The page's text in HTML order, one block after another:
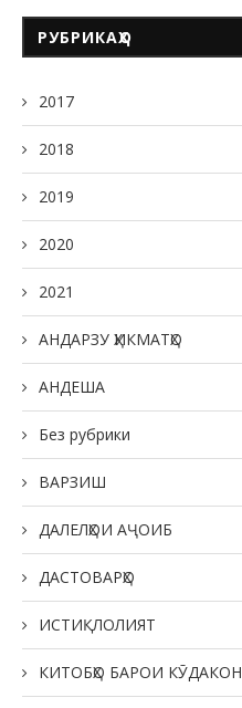
РУБРИКАҲО
2017
2018
2019
2020
2021
АНДАРЗУ ҲИКМАТҲО
АНДЕША
Без рубрики
ВАРЗИШ
ДАЛЕЛҲОИ АҶОИБ
ДАСТОВАРҲО
ИСТИҚЛОЛИЯТ
КИТОБҲО БАРОИ КӮДАКОН